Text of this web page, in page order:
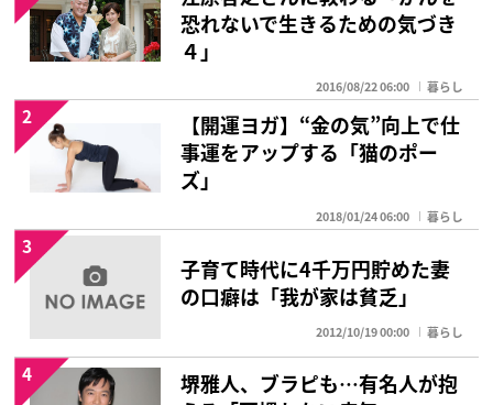
恐れないで生きるための気づき
４」
2016/08/22 06:00 暮らし
【開運ヨガ】“金の気”向上で仕
事運をアップする「猫のポー
ズ」
2018/01/24 06:00 暮らし
2
子育て時代に4千万円貯めた妻
の口癖は「我が家は貧乏」
2012/10/19 00:00 暮らし
3
堺雅人、ブラピも…有名人が抱
4